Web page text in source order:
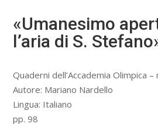
«Umanesimo
l’aria di S.
Quaderni dell’Accademia Olimpica –
Autore: Mariano Nardello
Lingua: Italiano
pp. 98